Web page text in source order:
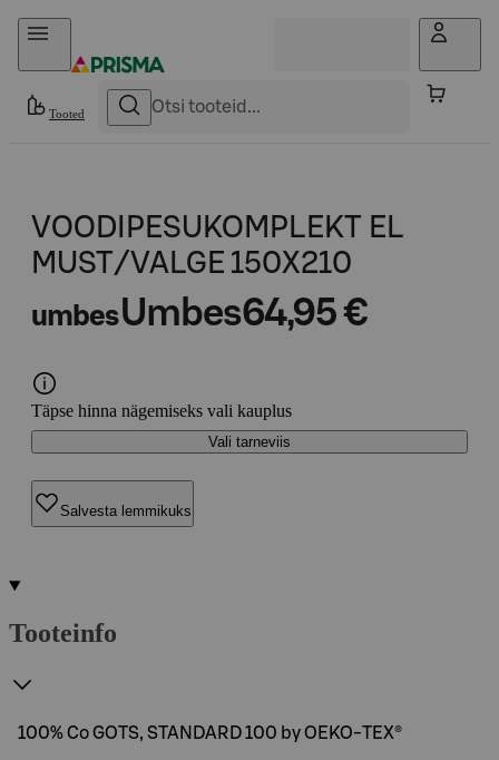
Otse sisu juurde
Tooted
VOODIPESUKOMPLEKT EL
MUST/VALGE 150X210
umbesUmbes64,95 €
Täpse hinna nägemiseks vali kauplus
Vali tarneviis
Salvesta lemmikuks
Tooteinfo
100% Co GOTS, STANDARD 100 by OEKO-TEX®